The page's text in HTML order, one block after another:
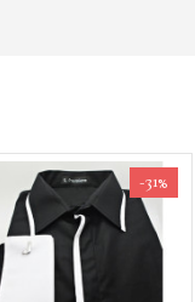
-31%